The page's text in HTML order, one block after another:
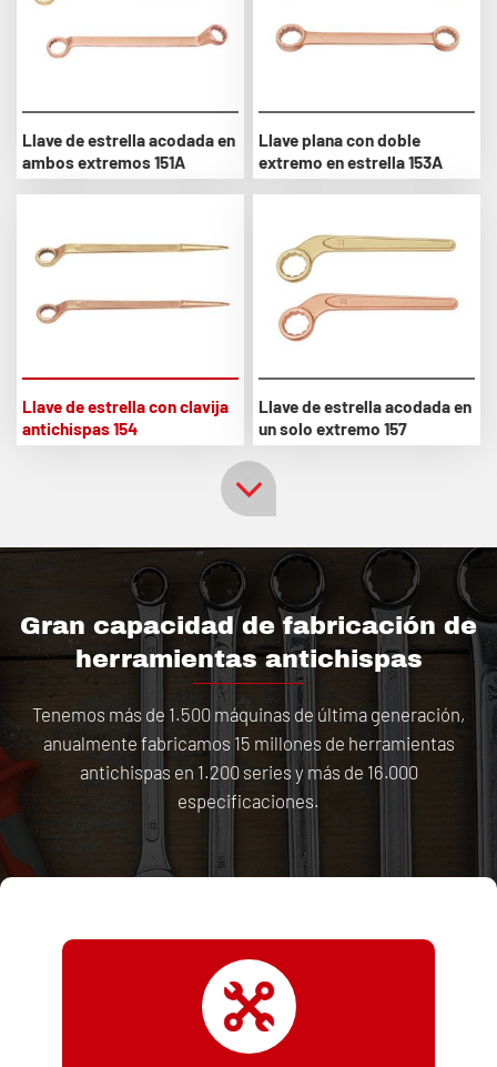
Llave de estrella acodada en
ambos extremos 151A
Llave plana con doble
extremo en estrella 153A
Llave de estrella con clavija
antichispas 154
Llave de estrella acodada en
un solo extremo 157
Gran capacidad de fabricación de
herramientas antichispas
Tenemos más de 1.500 máquinas de última generación,
anualmente fabricamos 15 millones de herramientas
antichispas en 1.200 series y más de 16.000
especificaciones.